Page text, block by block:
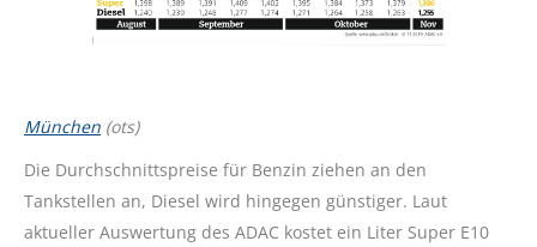
München (ots)
Die Durchschnittspreise für Benzin ziehen an den
Tankstellen an, Diesel wird hingegen günstiger. Laut
aktueller Auswertung des ADAC kostet ein Liter Super E10